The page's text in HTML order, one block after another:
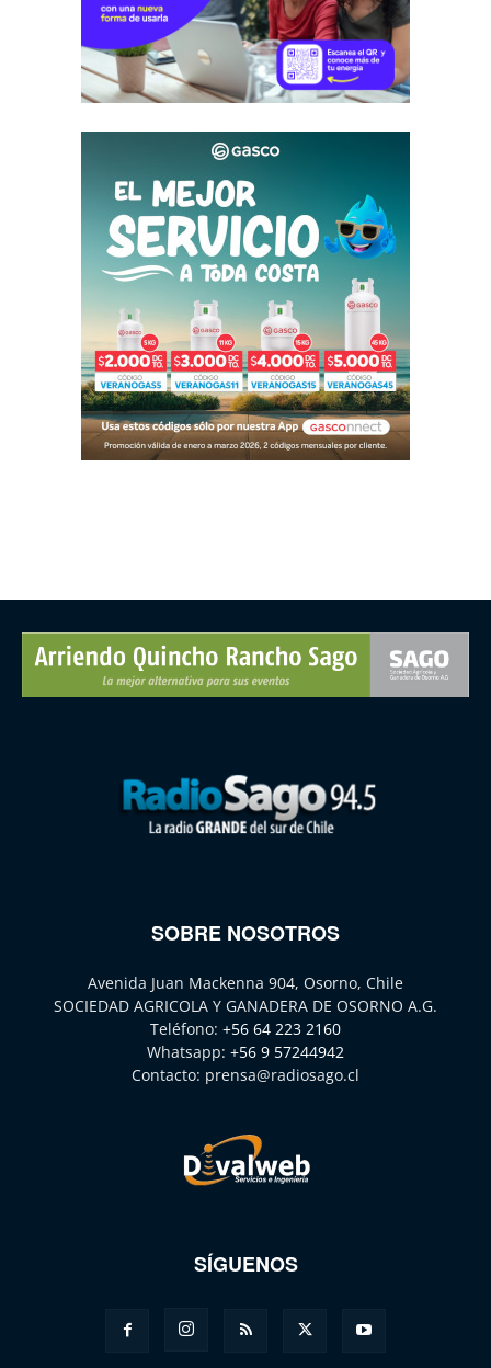
SOBRE NOSOTROS
Avenida Juan Mackenna 904, Osorno, Chile
SOCIEDAD AGRICOLA Y GANADERA DE OSORNO A.G.
Teléfono: +56 64 223 2160
Whatsapp: +56 9 57244942
Contacto: prensa@radiosago.cl
SÍGUENOS